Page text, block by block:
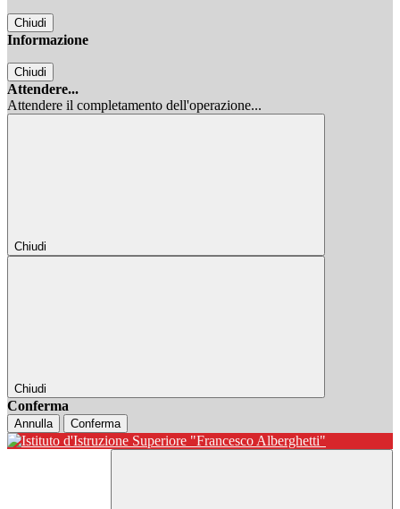
Chiudi
Informazione
Chiudi
Attendere...
Attendere il completamento dell'operazione...
Chiudi
Chiudi
Conferma
Annulla Conferma